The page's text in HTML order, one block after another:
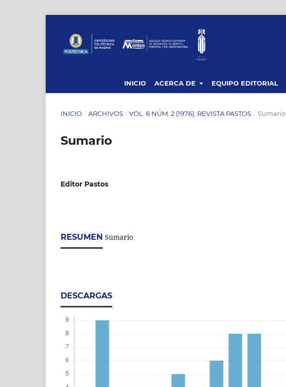
INICIO ACERCA DE EQUIPO EDITORIAL
INICIO / ARCHIVOS / VOL. 6 NÚM. 2 (1976): REVISTA PASTOS / Sumario
Sumario
Editor Pastos
RESUMEN Sumario
DESCARGAS